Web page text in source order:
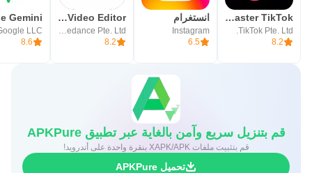
TikTok Lite - Faster TikTok
TikTok Pte. Ltd.
8.2
انستغرام
Instagram
6.5
CapCut: Photo & Video Editor
Bytedance Pte. Ltd.
8.2
LLC
8.6
قم بتنزيل سريع وآمن بالغاية عبر تطبيق APKPure
قم بتثبيت ملفات XAPK/APK بنقرة واحدة على أندرويد!
تحميل APKPure